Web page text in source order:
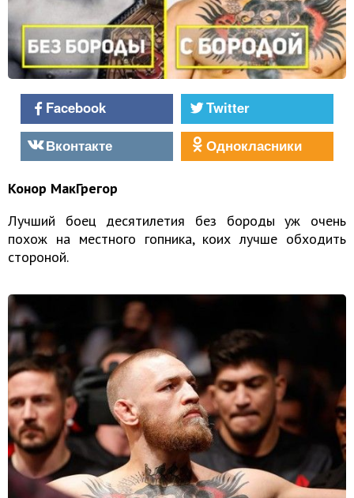
Facebook
Twitter
Вконтакте
Однокласники
Конор МакГрегор
Лучший боец десятилетия без бороды уж очень
похож на местного гопника, коих лучше обходить
стороной.